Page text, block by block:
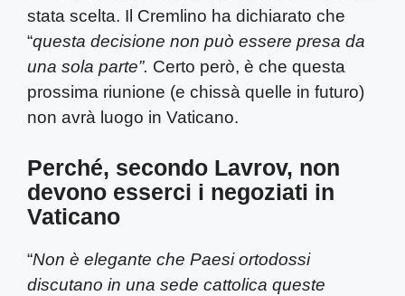
stata scelta. Il Cremlino ha dichiarato che
“questa decisione non può essere presa da
una sola parte”. Certo però, è che questa
prossima riunione (e chissà quelle in futuro)
non avrà luogo in Vaticano.
Perché, secondo Lavrov, non
devono esserci i negoziati in
Vaticano
“Non è elegante che Paesi ortodossi
discutano in una sede cattolica queste